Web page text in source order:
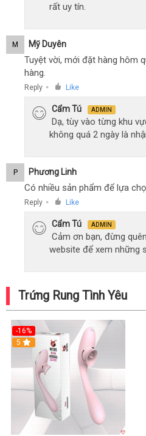
rất uy tín.
M Mỹ Duyên
Tuyệt vời, mới đặt hàng hôm
hàng.
Reply ● Like
Cẩm Tú ADMIN
Dạ, tùy vào từng khu
không quá 2 ngày là
P Phương Linh
Có nhiều sản phẩm để lựa
Reply ● Like
Cẩm Tú ADMIN
Cảm ơn bạn, đừng
website để xem những
Trứng Rung Tình Yêu
-16%
5